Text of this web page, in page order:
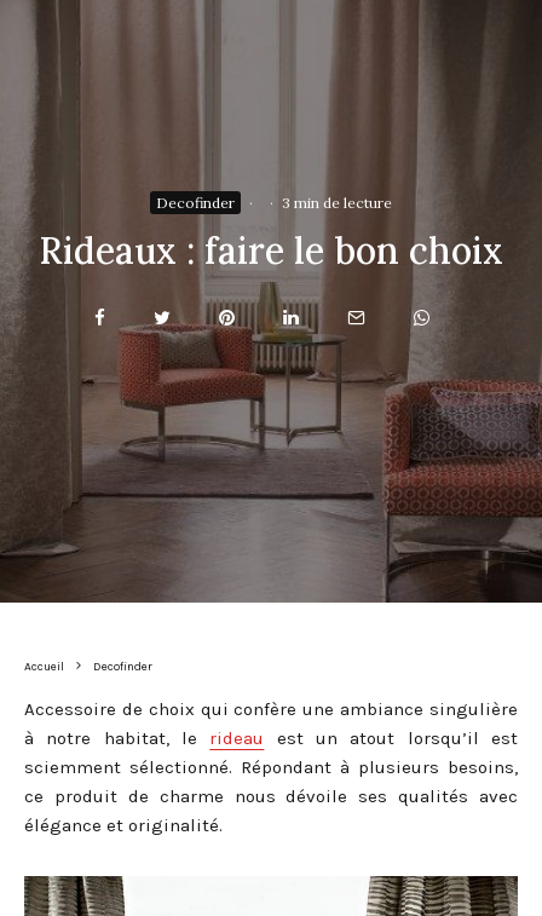
Decofinder · · 3 min de lecture
Rideaux : faire le bon choix
Accueil Decofinder
Accessoire de choix qui confère une ambiance singulière
à notre habitat, le rideau
est un atout lorsqu’il est
sciemment sélectionné. Répondant à plusieurs besoins,
ce produit de charme nous dévoile ses qualités avec
élégance et originalité.